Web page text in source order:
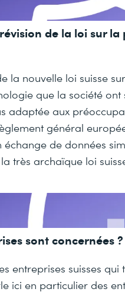
de la loi sur
la nouvelle loi suisse
que la société
adaptée aux
général
de données
très archaïque loi
sont concernées ?
entreprises suisses
ici en particulier des